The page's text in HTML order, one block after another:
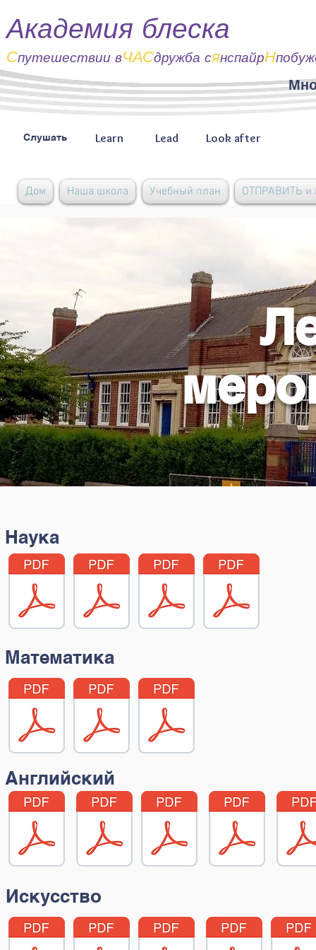
Академия блеска
Спутешествии вЧАСдружба сянспайрН
Слушать Learn Lead Look after
Дом Наша школа Учебный план ОТПРАВИТЬ и
Наука
Математика
Английский
Искусство